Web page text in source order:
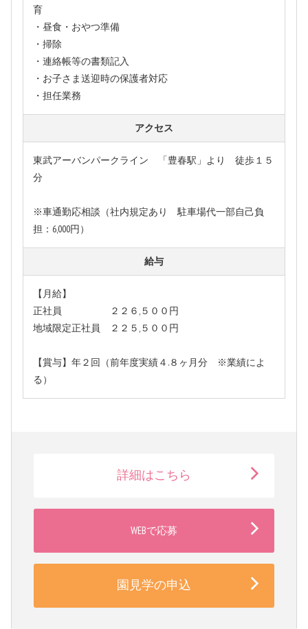
育
・昼食・おやつ準備
・掃除
・連絡帳等の書類記入
・お子さま送迎時の保護者対応
・担任業務
アクセス
東武アーバンパークライン 「豊春駅」より 徒歩１５
分
※車通勤応相談（社内規定あり 駐車場代一部自己負
担：6,000円）
給与
【月給】
正社員 ２２６,５００円
地域限定正社員 ２２５,５００円
【賞与】年２回（前年度実績４.８ヶ月分 ※業績によ
る）
詳細はこちら
WEBで応募
園見学の申込